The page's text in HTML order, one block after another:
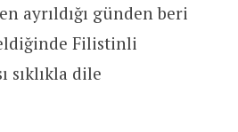
ayrıldığı günden beri
Filistinli
sıklıkla dile